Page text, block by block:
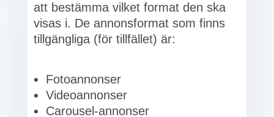
att bestämma vilket format den ska
visas i. De annonsformat som finns
tillgängliga (för tillfället) är:
Fotoannonser
Videoannonser
Carousel-annonser